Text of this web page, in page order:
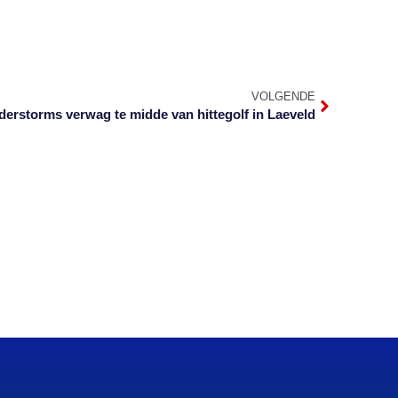
VOLGENDE
verwag te midde van hittegolf in Laeveld